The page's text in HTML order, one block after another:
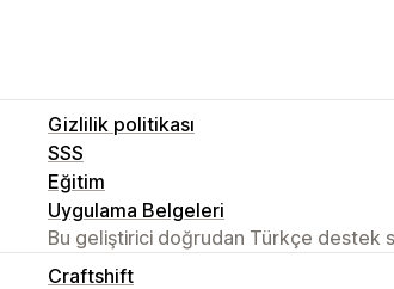
Gizlilik politikası
SSS
Eğitim
Uygulama Belgeleri
Bu geliştirici doğrudan Türkçe destek
Craftshift